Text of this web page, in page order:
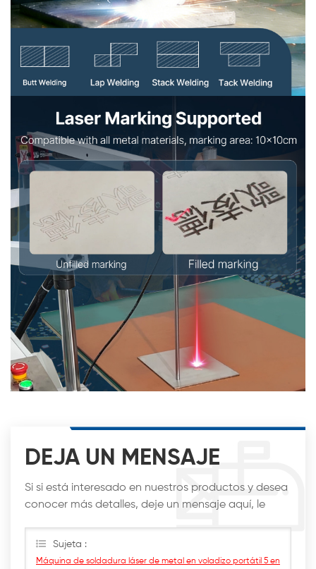
DEJA UN MENSAJE
Si si está interesado en nuestros productos y desea
conocer más detalles, deje un mensaje aquí, le
Sujeta :
Máquina de soldadura láser de metal en voladizo portátil 5 en